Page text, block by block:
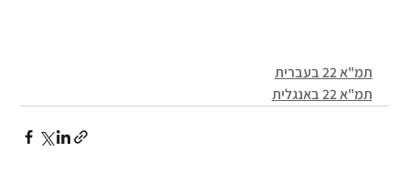
תמ"א 22 בעברית
תמ"א 22 באנגלית